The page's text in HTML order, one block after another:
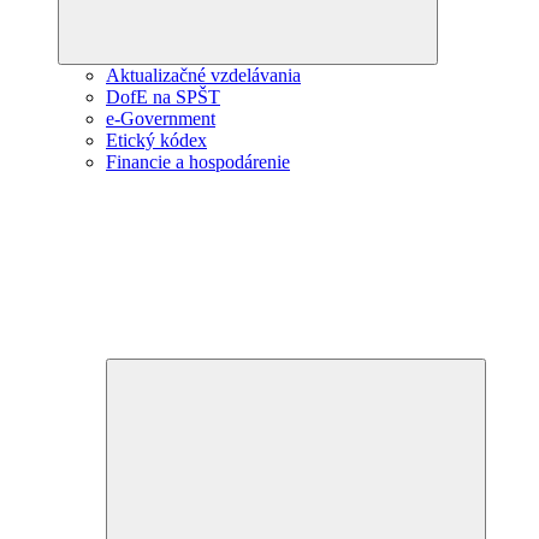
Aktualizačné vzdelávania
DofE na SPŠT
e-Government
Etický kódex
Financie a hospodárenie